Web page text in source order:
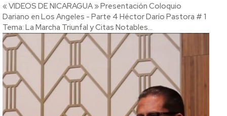
« VIDEOS DE NICARAGUA » Presentación Coloquio
Dariano en Los Angeles - Parte 4 Héctor Darío Pastora # 1
Tema: La Marcha Triunfal y Citas Notables...